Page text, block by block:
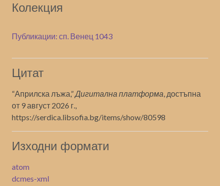
Колекция
Публикации: сп. Венец 1043
Цитат
“Априлска лъжа,”Дигитална платформа, достъпна
от 9 август 2026 г.,
https://serdica.libsofia.bg/items/show/80598
Изходни формати
atom
dcmes-xml